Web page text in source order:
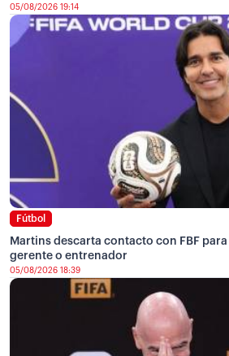
05/08/2026 19:14
Fútbol
Martins descarta contacto con FBF
gerente o entrenador
05/08/2026 18:39